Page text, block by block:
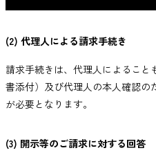
(2) 代理人による請求手続き
請求手続きは、代理人によること
書添付）及び代理人の本人確認
が必要となります。
(3) 開示等のご請求に対する回答